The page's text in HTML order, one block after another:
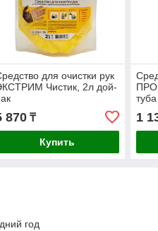
для очистки рук
Чистик, 2л дой-
870₸
Купить
туба
1
год